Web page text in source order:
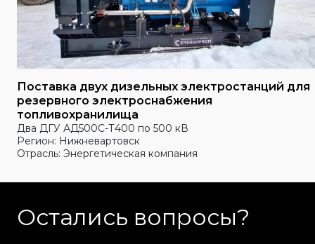
Поставка двух дизельных электростанций для
резервного электроснабжения
топливохранилища
Два ДГУ АД500С-Т400 по 500 кВ
Регион: Нижневартовск
Отрасль: Энергетическая компания
Остались вопросы?